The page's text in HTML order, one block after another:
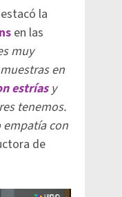
la
en las
muy
en
estríasy
tenemos.
empatía con
de